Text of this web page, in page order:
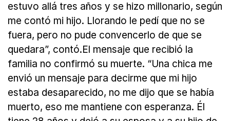
estuvo allá tres años y se hizo millonario, según
me contó mi hijo. Llorando le pedí que no se
fuera, pero no pude convencerlo de que se
quedara”, contó.El mensaje que recibió la
familia no confirmó su muerte. “Una chica me
envió un mensaje para decirme que mi hijo
estaba desaparecido, no me dijo que se había
muerto, eso me mantiene con esperanza. Él